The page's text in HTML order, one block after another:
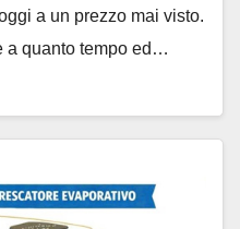
a un prezzo mai visto.
a quanto tempo ed…